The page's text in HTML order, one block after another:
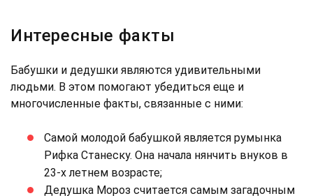
Интересные факты
Бабушки и дедушки являются удивительными
людьми. В этом помогают убедиться еще и
многочисленные факты, связанные с ними:
Самой молодой бабушкой является румынка
Рифка Станеску. Она начала нянчить внуков в
23-х летнем возрасте;
Дедушка Мороз считается самым загадочным